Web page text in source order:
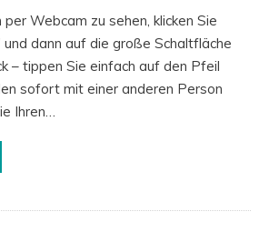
Webcam zu sehen, klicken Sie
und dann auf die große Schaltfläche
– tippen Sie einfach auf den Pfeil
sofort mit einer anderen Person
Ihren…